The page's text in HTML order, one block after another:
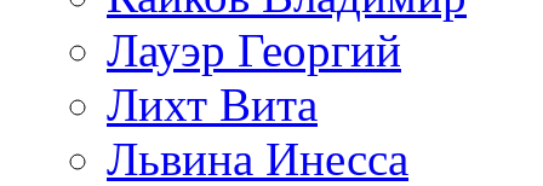
Лауэр Георгий
Лихт Вита
Львина Инесса